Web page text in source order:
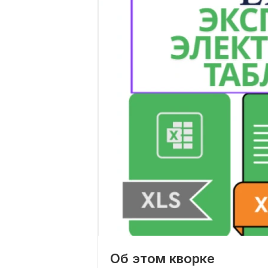
Об этом кворке